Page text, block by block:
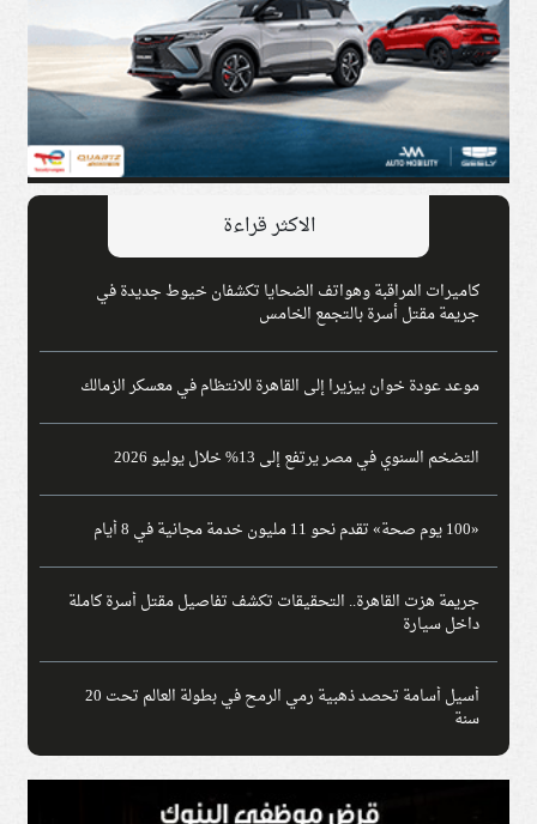
الاكثر قراءة
كاميرات المراقبة وهواتف الضحايا تكشفان خيوط جديدة في
جريمة مقتل أسرة بالتجمع الخامس
موعد عودة خوان بيزيرا إلى القاهرة للانتظام في معسكر الزمالك
التضخم السنوي في مصر يرتفع إلى 13% خلال يوليو 2026
«100 يوم صحة» تقدم نحو 11 مليون خدمة مجانية في 8 أيام
جريمة هزت القاهرة.. التحقيقات تكشف تفاصيل مقتل أسرة كاملة
داخل سيارة
أسيل أسامة تحصد ذهبية رمي الرمح في بطولة العالم تحت 20
سنة